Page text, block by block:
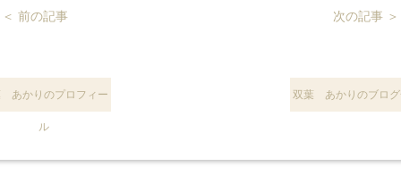
＜ 前の記事 次の記事 ＞
あかりのプロフィー
ル
双葉 あかりのブログ